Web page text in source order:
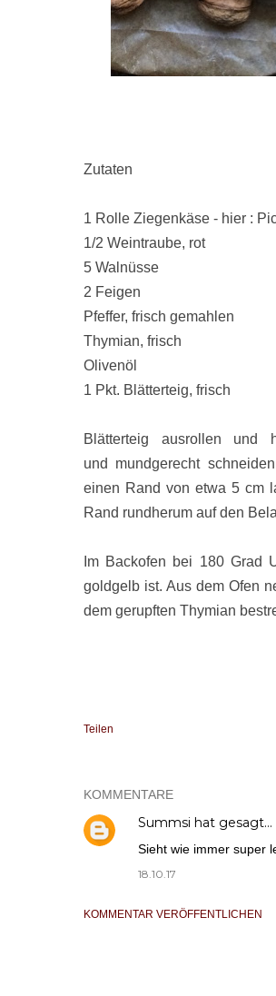
Zutaten
1 Rolle Ziegenkäse - hier :
1/2 Weintraube, rot
5 Walnüsse
2 Feigen
Pfeffer, frisch gemahlen
Thymian, frisch
Olivenöl
1 Pkt. Blätterteig, frisch
Blätterteig ausrollen und
und mundgerecht
einen Rand von etwa 5 cm
Rand rundherum auf den
Im Backofen bei 180 Grad
goldgelb ist. Aus dem Ofen
dem gerupften Thymian
Teilen
KOMMENTARE
Summsi hat gesagt…
Sieht wie immer super
18.10.17
KOMMENTAR VERÖFFENTLICHEN